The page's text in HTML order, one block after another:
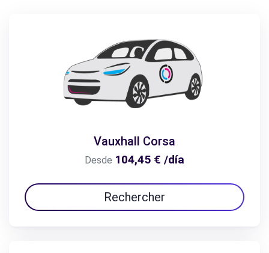
Vauxhall Corsa
Desde 104,45 € /día
Rechercher